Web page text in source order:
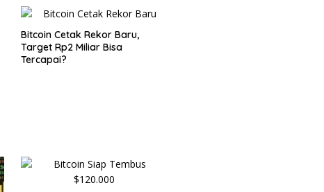
Bitcoin Cetak Rekor Baru,
Target Rp2 Miliar Bisa
Tercapai?